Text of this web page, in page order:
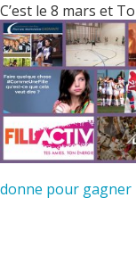
C’est le 8 mars et
donne pour gagner